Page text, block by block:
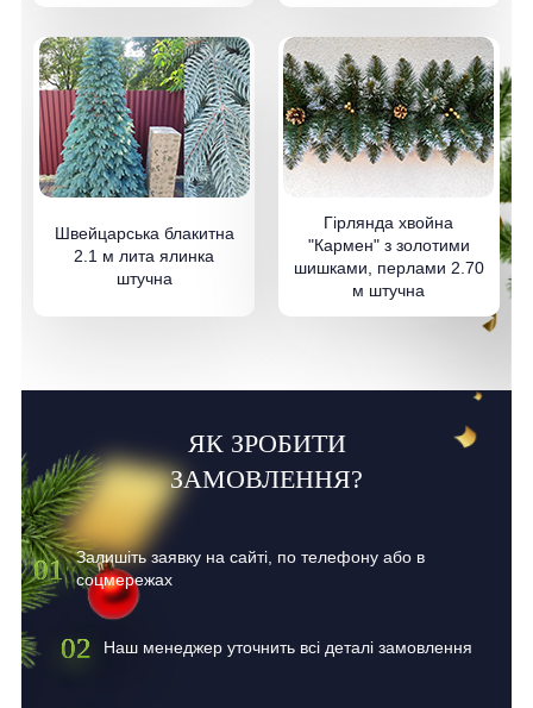
Швейцарська блакитна
2.1 м лита ялинка
штучна
Гірлянда хвойна
"Кармен" з золотими
шишками, перлами 2.70
м штучна
ЯК ЗРОБИТИ
ЗАМОВЛЕННЯ?
01
Залишіть заявку на сайті, по телефону або в
соцмережах
02 Наш менеджер уточнить всі деталі замовлення